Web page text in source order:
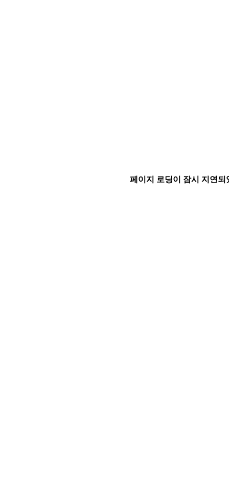
페이지 로딩이 잠시 지연